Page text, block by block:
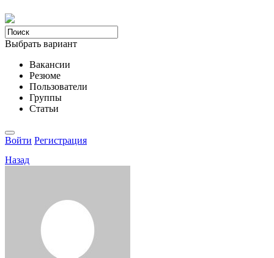
Выбрать вариант
Вакансии
Резюме
Пользователи
Группы
Статьи
Войти Регистрация
Назад